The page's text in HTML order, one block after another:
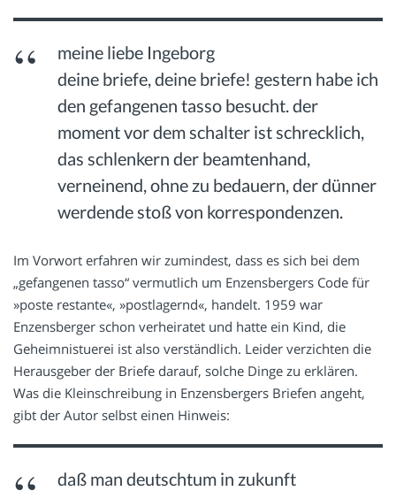
meine liebe Ingeborg
deine briefe, deine briefe! gestern habe ich
den gefangenen tasso besucht. der
moment vor dem schalter ist schrecklich,
das schlenkern der beamtenhand,
verneinend, ohne zu bedauern, der dünner
werdende stoß von korrespondenzen.
Im Vorwort erfahren wir zumindest, dass es sich bei dem
„gefangenen tasso“ vermutlich um Enzensbergers Code für
»poste restante«, »postlagernd«, handelt. 1959 war
Enzensberger schon verheiratet und hatte ein Kind, die
Geheimnistuerei ist also verständlich. Leider verzichten die
Herausgeber der Briefe darauf, solche Dinge zu erklären.
Was die Kleinschreibung in Enzensbergers Briefen angeht,
gibt der Autor selbst einen Hinweis:
daß man deutschtum in zukunft